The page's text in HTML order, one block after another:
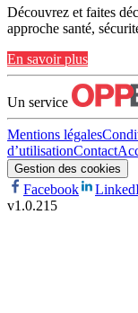
Découvrez et faites
approche santé,
En savoir plus
Un service
Mentions légales
d’utilisationContact
Gestion des cookies
Facebook
v1.0.215